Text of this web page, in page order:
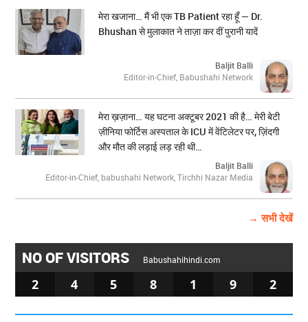
मेरा खजाना… मैं भी एक TB Patient रहा हूँ — Dr.
Bhushan से मुलाकात ने ताज़ा कर दीं पुरानी यादें
Baljit Balli
Editor-in-Chief, Babushahi Network
मेरा ख़ज़ाना… यह घटना अक्टूबर 2021 की है… मेरी बेटी
ज़ीनिया फोर्टिस अस्पताल के ICU में वेंटिलेटर पर, ज़िंदगी
और मौत की लड़ाई लड़ रही थी…
Baljit Balli
Editor-in-Chief, babushahi Network, Tirchhi Nazar Media
→ सभी देखें
NO OF VISITORS Babushahihindi.com
2 4 5 8 1 9 2